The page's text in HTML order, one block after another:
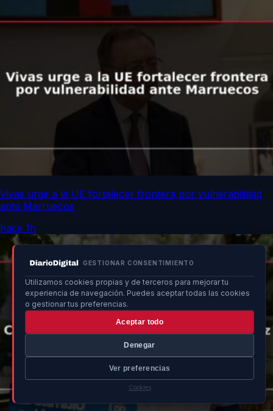
GESTIONAR CONSENTIMIENTO
Utilizamos cookies propias y de terceros para mejorar tu
experiencia de navegación. Puedes aceptar todas las cookies
o gestionar tus preferencias.
Aceptar todo
Denegar
Ver preferencias
Cookies
Vivas urge a la UE fortalecer frontera por vulnerabilidad
ante Marruecos
hace 1h